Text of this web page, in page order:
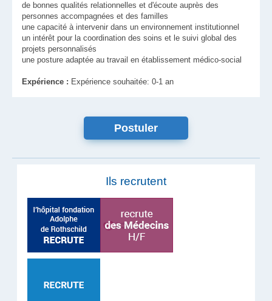
de bonnes qualités relationnelles et d'écoute auprès des
personnes accompagnées et des familles
une capacité à intervenir dans un environnement institutionnel
un intérêt pour la coordination des soins et le suivi global des
projets personnalisés
une posture adaptée au travail en établissement médico-social
Expérience : Expérience souhaitée: 0-1 an
Postuler
Ils recrutent